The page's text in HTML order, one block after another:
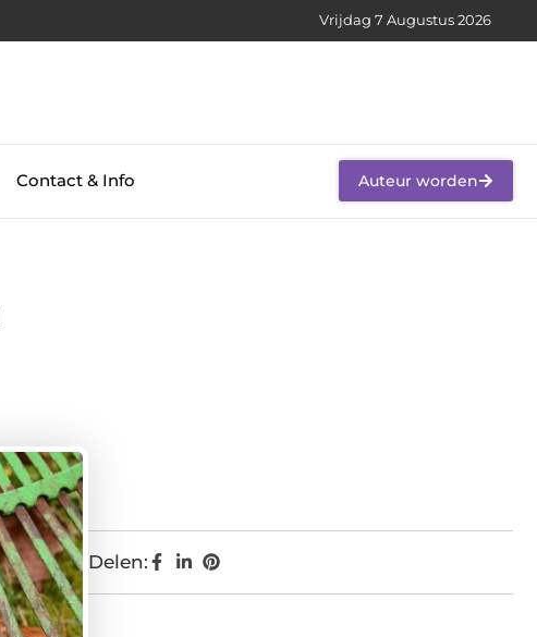
Vrijdag 7 Augustus 2026
Contact & Info Auteur worden
Delen: